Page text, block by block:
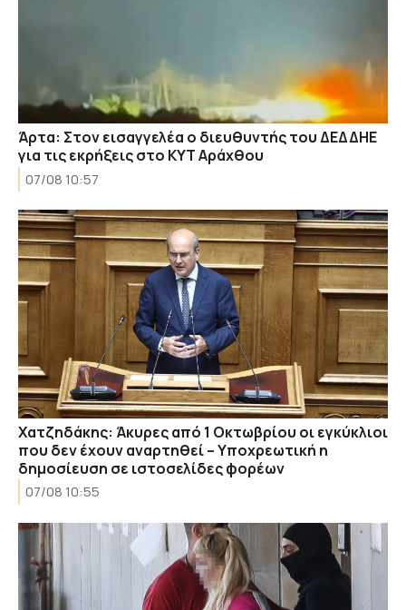
Άρτα: Στον εισαγγελέα ο διευθυντής του ΔΕΔΔΗΕ
για τις εκρήξεις στο ΚΥΤ Αράχθου
07/08 10:57
Χατζηδάκης: Άκυρες από 1 Οκτωβρίου οι εγκύκλιοι
που δεν έχουν αναρτηθεί – Υποχρεωτική η
δημοσίευση σε ιστοσελίδες φορέων
07/08 10:55